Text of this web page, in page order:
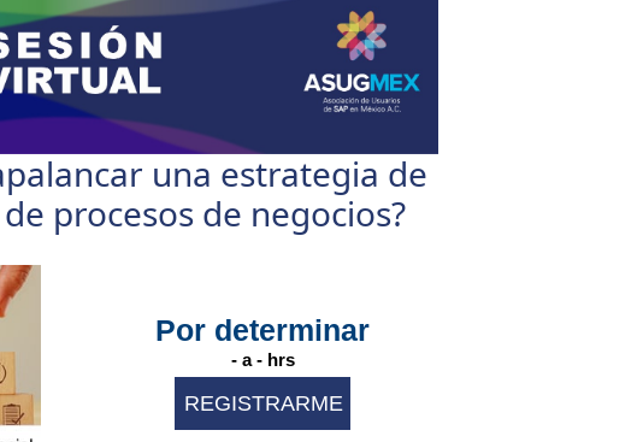
una estrategia de
procesos de negocios?
Por determinar
- a - hrs
REGISTRARME